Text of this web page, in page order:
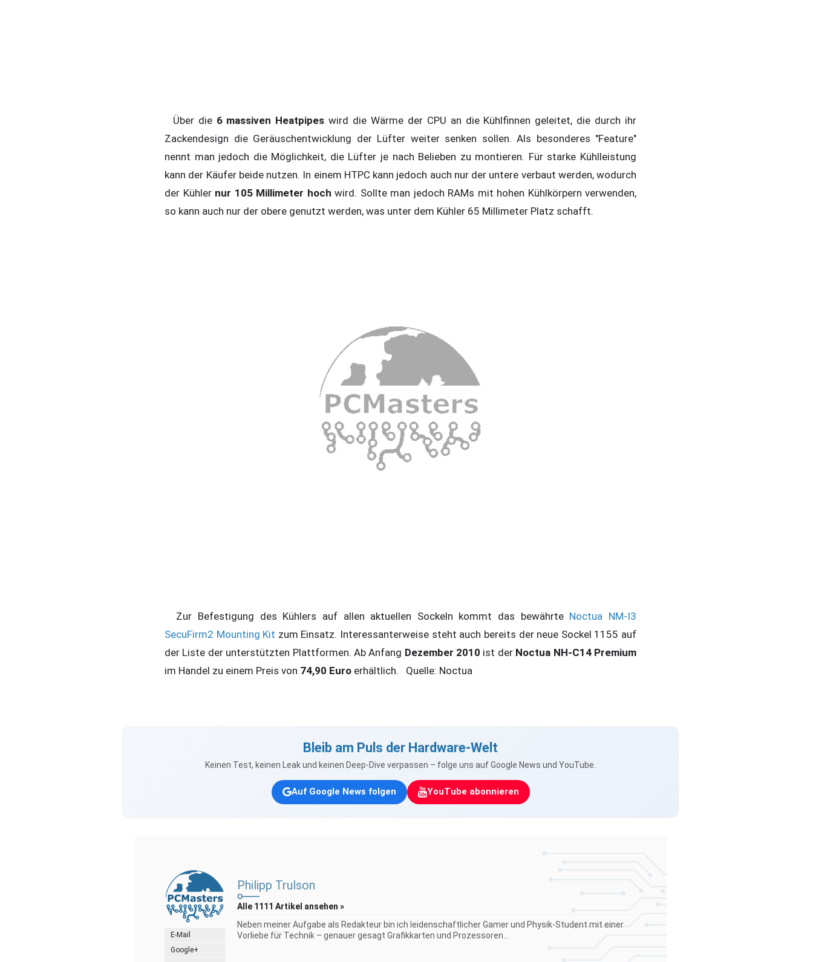
Über die 6 massiven Heatpipes wird die Wärme der CPU an die Kühlfinnen geleitet, die durch ihr
Zackendesign die Geräuschentwicklung der Lüfter weiter senken sollen. Als besonderes "Feature"
nennt man jedoch die Möglichkeit, die Lüfter je nach Belieben zu montieren. Für starke Kühlleistung
kann der Käufer beide nutzen. In einem HTPC kann jedoch auch nur der untere verbaut werden, wodurch
der Kühler nur 105 Millimeter hoch wird. Sollte man jedoch RAMs mit hohen Kühlkörpern verwenden,
so kann auch nur der obere genutzt werden, was unter dem Kühler 65 Millimeter Platz schafft.
Zur Befestigung des Kühlers auf allen aktuellen Sockeln kommt das bewährte Noctua NM-I3
SecuFirm2 Mounting Kit zum Einsatz. Interessanterweise steht auch bereits der neue Sockel 1155 auf
der Liste der unterstützten Plattformen. Ab Anfang Dezember 2010 ist der Noctua NH-C14 Premium
im Handel zu einem Preis von 74,90 Euro erhältlich. Quelle: Noctua
Bleib am Puls der Hardware-Welt
Keinen Test, keinen Leak und keinen Deep-Dive verpassen – folge uns auf Google News und YouTube.
Auf Google News folgen YouTube abonnieren
E-Mail
Google+
Philipp Trulson
Alle 1111 Artikel ansehen »
Neben meiner Aufgabe als Redakteur bin ich leidenschaftlicher Gamer und Physik-Student mit einer
Vorliebe für Technik – genauer gesagt Grafikkarten und Prozessoren...